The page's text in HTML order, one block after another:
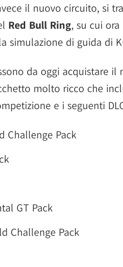
il nuovo circuito, si
Red Bull Ring, su cui
simulazione di guida di
da oggi acquistare il
molto ricco che
e i seguenti
Challenge Pack
GT Pack
Challenge Pack